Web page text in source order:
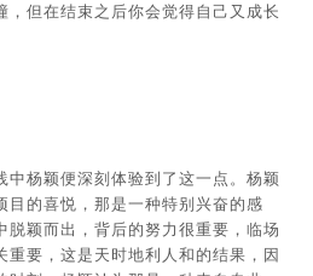
，但在结束之后你会觉得自己又成长
中杨颖便深刻体验到了这一点。杨颖
目的喜悦，那是一种特别兴奋的感
脱颖而出，背后的努力很重要，临场
重要，这是天时地利人和的结果，因